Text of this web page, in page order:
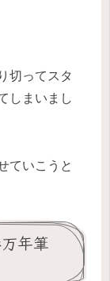
切ってスタ
しまいまし
ていこうと
年筆